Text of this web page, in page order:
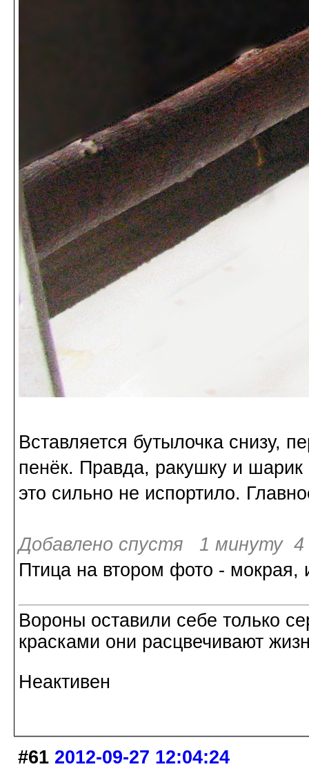
Вставляется бутылочка снизу,
пенёк. Правда, ракушку и
это сильно не испортило.
Добавлено спустя 1 минуту 4
Птица на втором фото - мокрая,
Вороны оставили себе только
красками они расцвечивают
Неактивен
#61 2012-09-27 12:04:24